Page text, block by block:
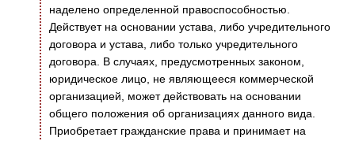
наделено определенной правоспособностью.
Действует на основании устава, либо учредительного
договора и устава, либо только учредительного
договора. В случаях, предусмотренных законом,
юридическое лицо, не являющееся коммерческой
организацией, может действовать на основании
общего положения об организациях данного вида.
Приобретает гражданские права и принимает на